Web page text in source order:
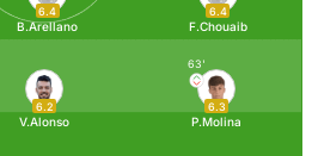
6.3
63'
P.Molina
6.2
V.Alonso
6.4
F.Chouaib
6.4
B.Arellano